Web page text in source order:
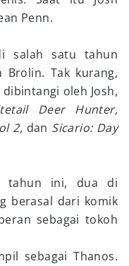
Penn.
salah satu tahun
Brolin. Tak kurang,
oleh Josh,
Deer Hunter,
2, dan Sicario: Day
tahun ini, dua di
berasal dari komik
sebagai tokoh
sebagai Thanos.